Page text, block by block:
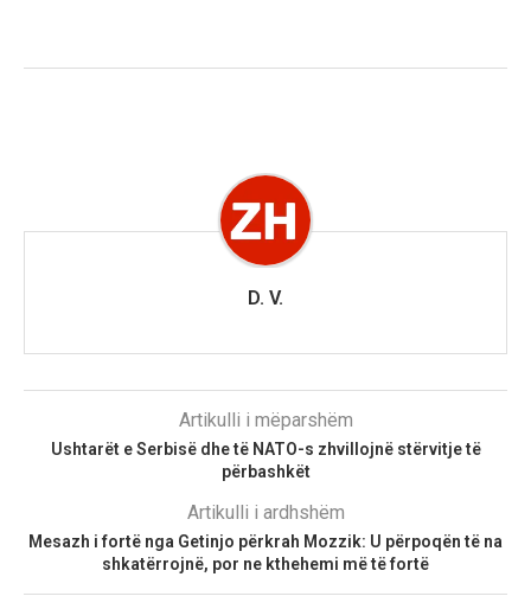
D. V.
Artikulli i mëparshëm
Ushtarët e Serbisë dhe të NATO-s zhvillojnë stërvitje të
përbashkët
Artikulli i ardhshëm
Mesazh i fortë nga Getinjo përkrah Mozzik: U përpoqën të na
shkatërrojnë, por ne kthehemi më të fortë